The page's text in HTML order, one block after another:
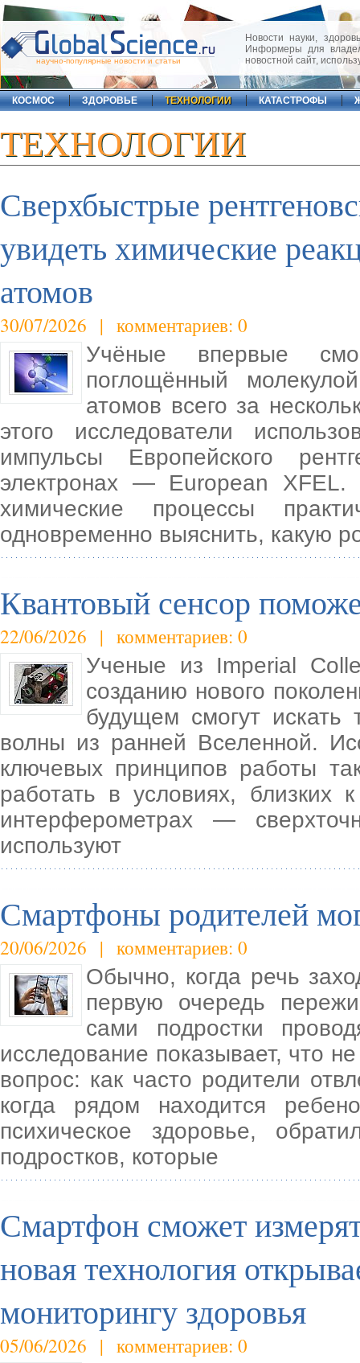
научно-популярные новости и статьи
Новости науки,
Информеры для
новостной сайт,
КОСМОС ЗДОРОВЬЕ ТЕХНОЛОГИИ КАТАСТРОФЫ
ТЕХНОЛОГИИ
Сверхбыстрые
увидеть химические
атомов
30/07/2026 | комментариев: 0
Учёные впервые
поглощённый
атомов всего за
этого исследователи
импульсы Европейского
электронах — European
химические процессы
одновременно выяснить, какую
Квантовый сенсор
22/06/2026 | комментариев: 0
Ученые из Imperial
созданию нового
будущем смогут
волны из ранней Вселенной.
ключевых принципов работы
работать в условиях,
интерферометрах —
используют
Смартфоны родителей
20/06/2026 | комментариев: 0
Обычно, когда речь
первую очередь
сами подростки
исследование показывает, что
вопрос: как часто родители
когда рядом находится
психическое здоровье,
подростков, которые
Смартфон сможет
новая технология
мониторингу здоровья
05/06/2026 | комментариев: 0